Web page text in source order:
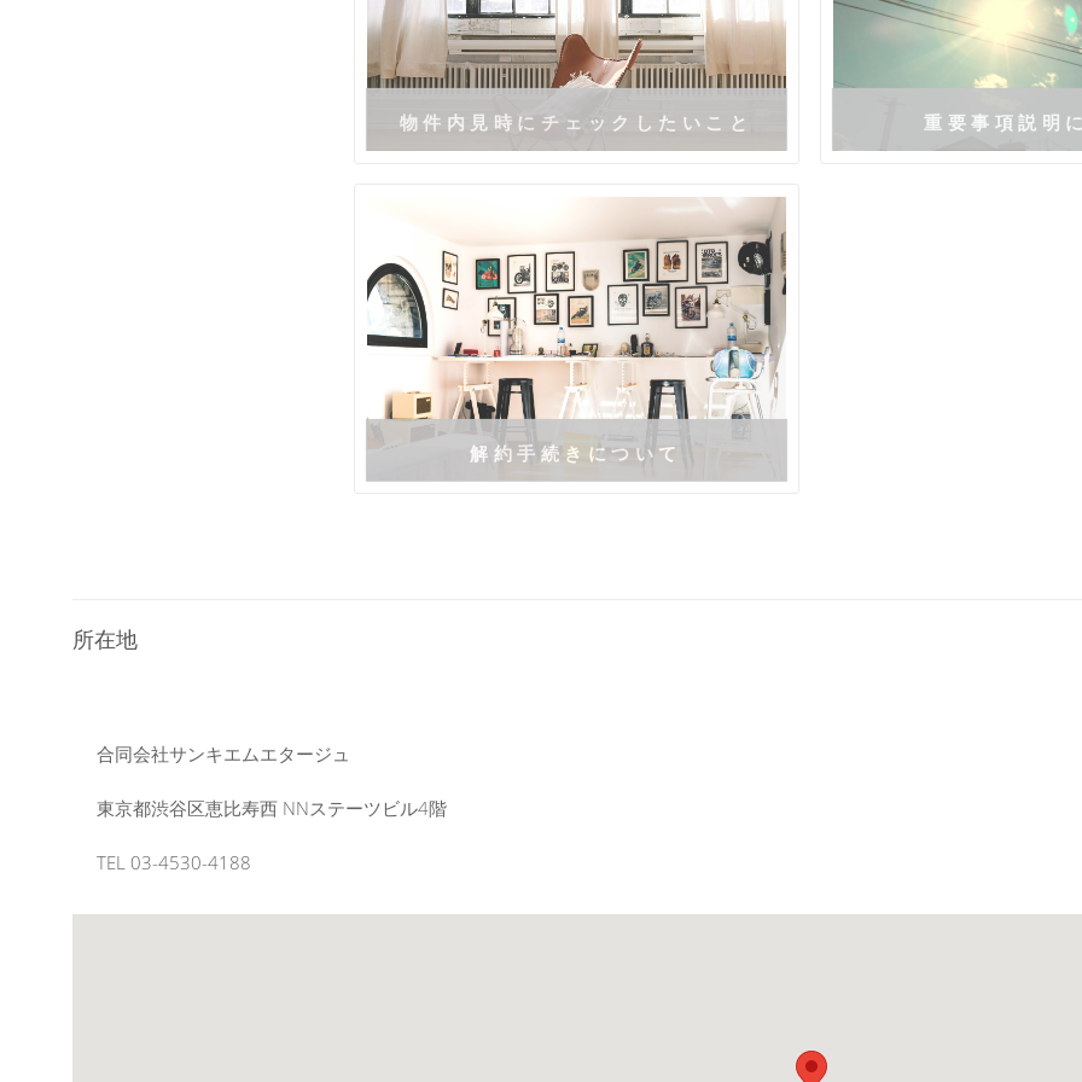
物件内見時にチェックしたいこと 重要事項説明
解約手続きについて
所在地
合同会社サンキエムエタージュ
東京都渋谷区恵比寿西 NNステーツビル4階
TEL 03-4530-4188